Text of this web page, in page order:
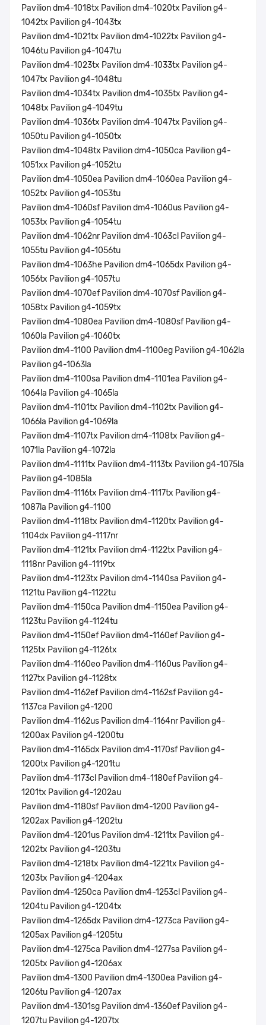
Pavilion dm4-1018tx Pavilion dm4-1020tx Pavilion g4-
1042tx Pavilion g4-1043tx
Pavilion dm4-1021tx Pavilion dm4-1022tx Pavilion g4-
1046tu Pavilion g4-1047tu
Pavilion dm4-1023tx Pavilion dm4-1033tx Pavilion g4-
1047tx Pavilion g4-1048tu
Pavilion dm4-1034tx Pavilion dm4-1035tx Pavilion g4-
1048tx Pavilion g4-1049tu
Pavilion dm4-1036tx Pavilion dm4-1047tx Pavilion g4-
1050tu Pavilion g4-1050tx
Pavilion dm4-1048tx Pavilion dm4-1050ca Pavilion g4-
1051xx Pavilion g4-1052tu
Pavilion dm4-1050ea Pavilion dm4-1060ea Pavilion g4-
1052tx Pavilion g4-1053tu
Pavilion dm4-1060sf Pavilion dm4-1060us Pavilion g4-
1053tx Pavilion g4-1054tu
Pavilion dm4-1062nr Pavilion dm4-1063cl Pavilion g4-
1055tu Pavilion g4-1056tu
Pavilion dm4-1063he Pavilion dm4-1065dx Pavilion g4-
1056tx Pavilion g4-1057tu
Pavilion dm4-1070ef Pavilion dm4-1070sf Pavilion g4-
1058tx Pavilion g4-1059tx
Pavilion dm4-1080ea Pavilion dm4-1080sf Pavilion g4-
1060la Pavilion g4-1060tx
Pavilion dm4-1100 Pavilion dm4-1100eg Pavilion g4-1062la
Pavilion g4-1063la
Pavilion dm4-1100sa Pavilion dm4-1101ea Pavilion g4-
1064la Pavilion g4-1065la
Pavilion dm4-1101tx Pavilion dm4-1102tx Pavilion g4-
1066la Pavilion g4-1069la
Pavilion dm4-1107tx Pavilion dm4-1108tx Pavilion g4-
1071la Pavilion g4-1072la
Pavilion dm4-1111tx Pavilion dm4-1113tx Pavilion g4-1075la
Pavilion g4-1085la
Pavilion dm4-1116tx Pavilion dm4-1117tx Pavilion g4-
1087la Pavilion g4-1100
Pavilion dm4-1118tx Pavilion dm4-1120tx Pavilion g4-
1104dx Pavilion g4-1117nr
Pavilion dm4-1121tx Pavilion dm4-1122tx Pavilion g4-
1118nr Pavilion g4-1119tx
Pavilion dm4-1123tx Pavilion dm4-1140sa Pavilion g4-
1121tu Pavilion g4-1122tu
Pavilion dm4-1150ca Pavilion dm4-1150ea Pavilion g4-
1123tu Pavilion g4-1124tu
Pavilion dm4-1150ef Pavilion dm4-1160ef Pavilion g4-
1125tx Pavilion g4-1126tx
Pavilion dm4-1160eo Pavilion dm4-1160us Pavilion g4-
1127tx Pavilion g4-1128tx
Pavilion dm4-1162ef Pavilion dm4-1162sf Pavilion g4-
1137ca Pavilion g4-1200
Pavilion dm4-1162us Pavilion dm4-1164nr Pavilion g4-
1200ax Pavilion g4-1200tu
Pavilion dm4-1165dx Pavilion dm4-1170sf Pavilion g4-
1200tx Pavilion g4-1201tu
Pavilion dm4-1173cl Pavilion dm4-1180ef Pavilion g4-
1201tx Pavilion g4-1202au
Pavilion dm4-1180sf Pavilion dm4-1200 Pavilion g4-
1202ax Pavilion g4-1202tu
Pavilion dm4-1201us Pavilion dm4-1211tx Pavilion g4-
1202tx Pavilion g4-1203tu
Pavilion dm4-1218tx Pavilion dm4-1221tx Pavilion g4-
1203tx Pavilion g4-1204ax
Pavilion dm4-1250ca Pavilion dm4-1253cl Pavilion g4-
1204tu Pavilion g4-1204tx
Pavilion dm4-1265dx Pavilion dm4-1273ca Pavilion g4-
1205ax Pavilion g4-1205tu
Pavilion dm4-1275ca Pavilion dm4-1277sa Pavilion g4-
1205tx Pavilion g4-1206ax
Pavilion dm4-1300 Pavilion dm4-1300ea Pavilion g4-
1206tu Pavilion g4-1207ax
Pavilion dm4-1301sg Pavilion dm4-1360ef Pavilion g4-
1207tu Pavilion g4-1207tx